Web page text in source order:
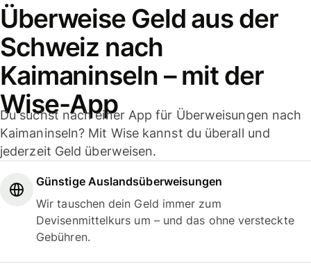
Überweise Geld aus der
Schweiz nach
Kaimaninseln – mit der
Wise-App
Du suchst nach einer App für Überweisungen nach
Kaimaninseln? Mit Wise kannst du überall und
jederzeit Geld überweisen.
Günstige Auslandsüberweisungen
Wir tauschen dein Geld immer zum
Devisenmittelkurs um – und das ohne versteckte
Gebühren.